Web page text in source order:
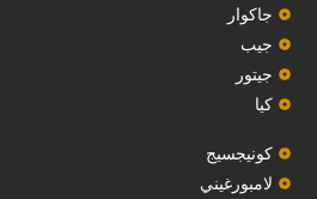
جاكوار
جيب
‏جيتور‏
كيا
‏كونيجسيج‏
لامبورغيني